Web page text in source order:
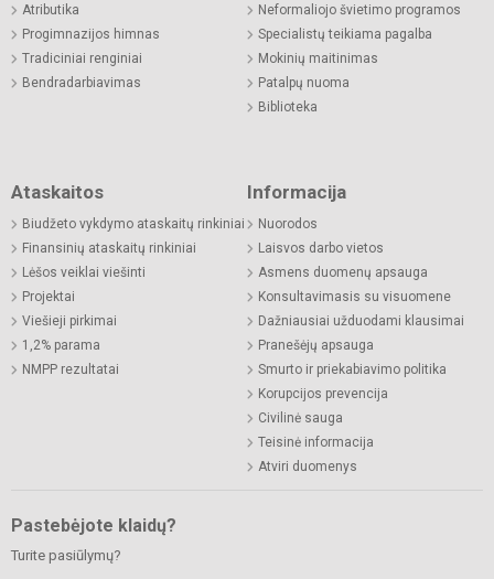
Atributika
Progimnazijos himnas
Tradiciniai renginiai
Bendradarbiavimas
Neformaliojo švietimo programos
Specialistų teikiama pagalba
Mokinių maitinimas
Patalpų nuoma
Biblioteka
Ataskaitos
Biudžeto vykdymo ataskaitų rinkiniai
Finansinių ataskaitų rinkiniai
Lėšos veiklai viešinti
Projektai
Viešieji pirkimai
1,2% parama
NMPP rezultatai
Informacija
Nuorodos
Laisvos darbo vietos
Asmens duomenų apsauga
Konsultavimasis su visuomene
Dažniausiai užduodami klausimai
Pranešėjų apsauga
Smurto ir priekabiavimo politika
Korupcijos prevencija
Civilinė sauga
Teisinė informacija
Atviri duomenys
Pastebėjote klaidų?
Turite pasiūlymų?